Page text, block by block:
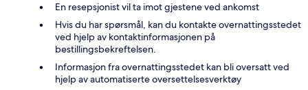
En resepsjonist vil ta imot gjestene ved ankomst
Hvis du har spørsmål, kan du kontakte overnattingsstedet
ved hjelp av kontaktinformasjonen på
bestillingsbekreftelsen.
Informasjon fra overnattingsstedet kan bli oversatt ved
hjelp av automatiserte oversettelsesverktøy